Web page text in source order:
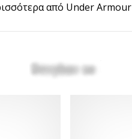
από Under Armour